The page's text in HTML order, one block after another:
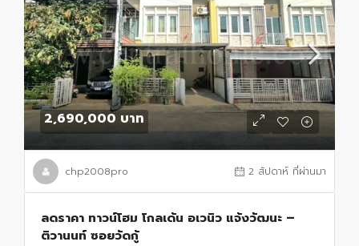
2,690,000 บาท
chp2008pro 2 สัปดาห์ ที่ผ่านมา
ลดราคา ทาวน์โฮม โกลเด้น อเวนิว แจ้งวัฒนะ –
ติวานนท์ ซอยวัดกู้